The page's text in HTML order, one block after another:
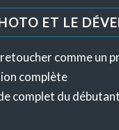
ET LE
comme un
complète
complet du débutant